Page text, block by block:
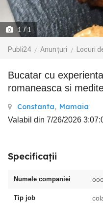
1 / 1
Publi24 Anunțuri Locuri
bucatar cu experienta in bucataria
romaneasca si
Constanta, Mamaia
Valabil din 7/26/2026
Specificații
Numele companiei
Tip job